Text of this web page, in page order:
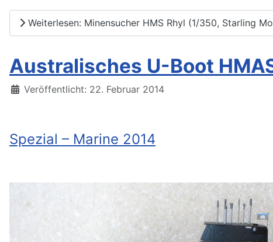
Weiterlesen: Minensucher HMS Rhyl (1/350, Starling
Australisches U-Boot
Details
Veröffentlicht: 22. Februar 2014
Spezial – Marine 2014